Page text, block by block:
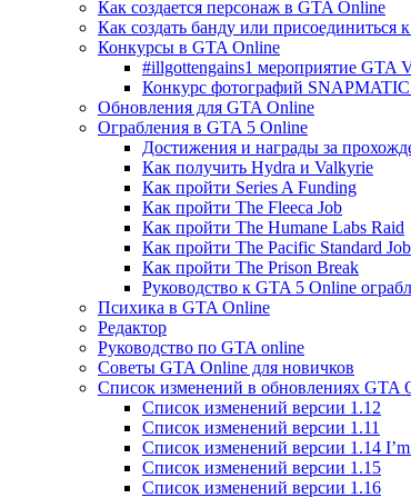
Как создается персонаж в GTA Online
Как создать банду или
Конкурсы в GTA Online
#illgottengains1 мероприятие GTA
Конкурс фотографий
Обновления для GTA Online
Ограбления в GTA 5 Online
Достижения и награды за
Как получить Hydra и Valkyrie
Как пройти Series A Funding
Как пройти The Fleeca Job
Как пройти The Humane Labs Raid
Как пройти The Pacific Standard Job
Как пройти The Prison Break
Руководство к GTA 5 Online
Психика в GTA Online
Редактор
Руководство по GTA online
Советы GTA Online для новичков
Список изменений в обновлениях GTA
Список изменений версии 1.12
Список изменений версии 1.11
Список изменений версии 1.14
Список изменений версии 1.15
Список изменений версии 1.16